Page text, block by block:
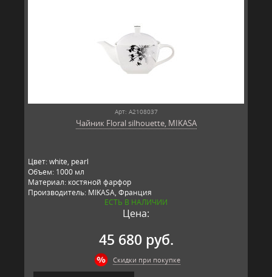
Арт: A2108037
Чайник Floral silhouette, MIKASA
Цвет: white, pearl
Объем: 1000 мл
Материал: костяной фарфор
Производитель: MIKASA, Франция
ЕСТЬ В НАЛИЧИИ
Цена:
45 680 руб.
Скидки при покупке